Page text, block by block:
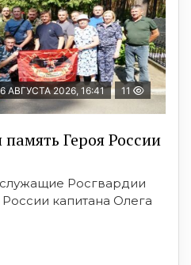
6 АВГУСТА 2026, 16:41 11
Героя России
Росгвардии
капитана Олега